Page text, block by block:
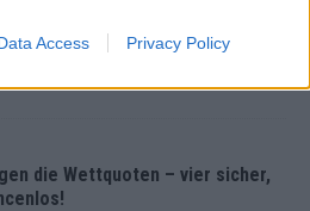
Access Privacy Policy
die Wettquoten – vier sicher,